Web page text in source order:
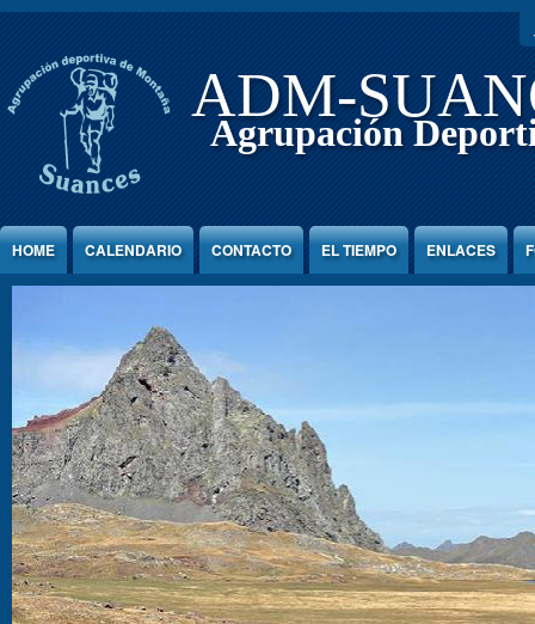
Jump to Content
ADM-
Agrupación
HOME CALENDARIO CONTACTO EL TIEMPO ENLACES